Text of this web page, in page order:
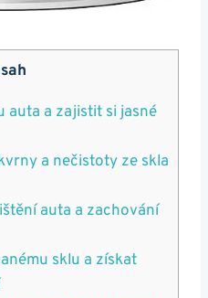
auta a zajistit si jasné
a nečistoty ze skla
auta ‍a zachování
sklu a získat